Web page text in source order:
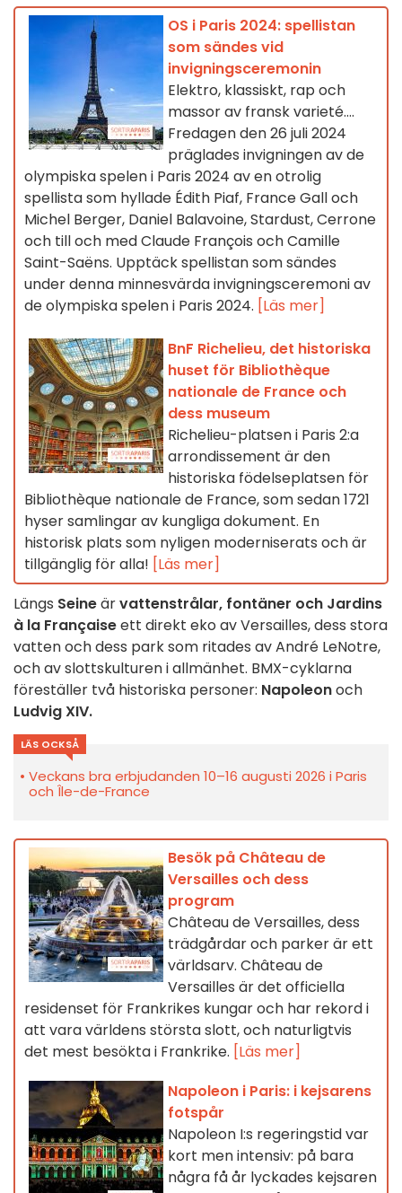
OS i Paris 2024: spellistan
som sändes vid
invigningsceremonin
Elektro, klassiskt, rap och
massor av fransk varieté....
Fredagen den 26 juli 2024
präglades invigningen av de
olympiska spelen i Paris 2024 av en otrolig
spellista som hyllade Édith Piaf, France Gall och
Michel Berger, Daniel Balavoine, Stardust, Cerrone
och till och med Claude François och Camille
Saint-Saëns. Upptäck spellistan som sändes
under denna minnesvärda invigningsceremoni av
de olympiska spelen i Paris 2024. [Läs mer]
BnF Richelieu, det historiska
huset för Bibliothèque
nationale de France och
dess museum
Richelieu-platsen i Paris 2:a
arrondissement är den
historiska födelseplatsen för
Bibliothèque nationale de France, som sedan 1721
hyser samlingar av kungliga dokument. En
historisk plats som nyligen moderniserats och är
tillgänglig för alla! [Läs mer]
Längs Seineärvattenstrålar, fontäner och Jardins
à la Françaiseett direkt eko av Versailles, dess stora
vatten och dess park som ritades av André LeNotre,
och av slottskulturen i allmänhet. BMX-cyklarna
föreställer två historiska personer: Napoleonoch
Ludvig XIV.
LÄS OCKSÅ
Veckans bra erbjudanden 10–16 augusti 2026 i Paris
och Île-de-France
Besök på Château de
Versailles och dess
program
Château de Versailles, dess
trädgårdar och parker är ett
världsarv. Château de
Versailles är det officiella
residenset för Frankrikes kungar och har rekord i
att vara världens största slott, och naturligtvis
det mest besökta i Frankrike. [Läs mer]
Napoleon i Paris: i kejsarens
fotspår
Napoleon I:s regeringstid var
kort men intensiv: på bara
några få år lyckades kejsaren